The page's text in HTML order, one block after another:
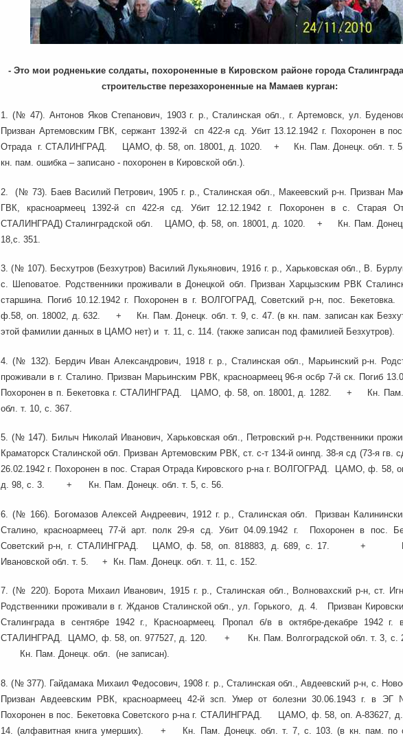
- Это мои родненькие солдаты, похороненные в Кировском районе города
строительстве перезахороненные на Мамаев курган:
1. (№ 47). Антонов Яков Степанович, 1903 г. р., Сталинская обл., г. Артемовск, ул.
Призван Артемовским ГВК, сержант 1392-й сп 422-я сд. Убит 13.12.1942 г. Похоронен в
Отрада г. СТАЛИНГРАД. ЦАМО, ф. 58, оп. 18001, д. 1020. + Кн. Пам. Донецк. обл. т. 5,
кн. пам. ошибка – записано - похоронен в Кировской обл.).
2. (№ 73). Баев Василий Петрович, 1905 г. р., Сталинская обл., Макеевский р-н. Призван
ГВК, красноармеец 1392-й сп 422-я сд. Убит 12.12.1942 г. Похоронен в с. Старая
СТАЛИНГРАД) Сталинградской обл. ЦАМО, ф. 58, оп. 18001, д. 1020. + Кн. Пам.
18,с. 351.
3. (№ 107). Бесхутров (Безхутров) Василий Лукьянович, 1916 г. р., Харьковская обл., В.
с. Шеповатое. Родственники проживали в Донецкой обл. Призван Харцызским РВК
старшина. Погиб 10.12.1942 г. Похоронен в г. ВОЛГОГРАД, Советский р-н, пос.
ф.58, оп. 18002, д. 632. + Кн. Пам. Донецк. обл. т. 9, с. 47. (в кн. пам. записан как
этой фамилии данных в ЦАМО нет) и т. 11, с. 114. (также записан под фамилией Безхутров).
4. (№ 132). Бердич Иван Александрович, 1918 г. р., Сталинская обл., Марьинский р-н.
проживали в г. Сталино. Призван Марьинским РВК, красноармеец 96-я осбр 7-й ск. Погиб
Похоронен в п. Бекетовка г. СТАЛИНГРАД. ЦАМО, ф. 58, оп. 18001, д. 1282. + Кн. Пам.
обл. т. 10, с. 367.
5. (№ 147). Билыч Николай Иванович, Харьковская обл., Петровский р-н. Родственники
Краматорск Сталинской обл. Призван Артемовским РВК, ст. с-т 134-й оинпд. 38-я сд (73-я гв.
26.02.1942 г. Похоронен в пос. Старая Отрада Кировского р-на г. ВОЛГОГРАД. ЦАМО, ф. 58,
д. 98, с. 3. + Кн. Пам. Донецк. обл. т. 5, с. 56.
6. (№ 166). Богомазов Алексей Андреевич, 1912 г. р., Сталинская обл. Призван
Сталино, красноармеец 77-й арт. полк 29-я сд. Убит 04.09.1942 г. Похоронен в пос.
Советский р-н, г. СТАЛИНГРАД. ЦАМО, ф. 58, оп. 818883, д. 689, с. 17. +
Ивановской обл. т. 5. + Кн. Пам. Донецк. обл. т. 11, с. 152.
7. (№ 220). Борота Михаил Иванович, 1915 г. р., Сталинская обл., Волновахский р-н, ст.
Родственники проживали в г. Жданов Сталинской обл., ул. Горького, д. 4. Призван
Сталинграда в сентябре 1942 г., Красноармеец. Пропал б/в в октябре-декабре 1942 г.
СТАЛИНГРАД. ЦАМО, ф. 58, оп. 977527, д. 120. + Кн. Пам. Волгоградской обл. т. 3,
Кн. Пам. Донецк. обл. (не записан).
8. (№ 377). Гайдамака Михаил Федосович, 1908 г. р., Сталинская обл., Авдеевский р-н, с.
Призван Авдеевским РВК, красноармеец 42-й зсп. Умер от болезни 30.06.1943 г. в ЭГ
Похоронен в пос. Бекетовка Советского р-на г. СТАЛИНГРАД. ЦАМО, ф. 58, оп. А-83627, д.
14. (алфавитная книга умерших). + Кн. Пам. Донецк. обл. т. 7, с. 103. (в кн. пам. по